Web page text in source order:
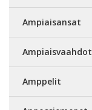
Ampiaisansat
Ampiaisvaahdot
Amppelit